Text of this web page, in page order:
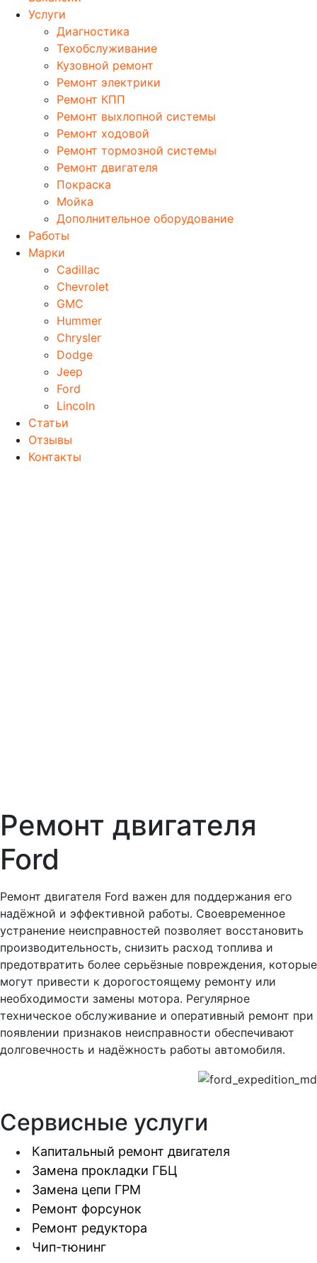
Услуги
Диагностика
Техобслуживание
Кузовной ремонт
Ремонт электрики
Ремонт КПП
Ремонт выхлопной системы
Ремонт ходовой
Ремонт тормозной системы
Ремонт двигателя
Покраска
Мойка
Дополнительное оборудование
Работы
Марки
Cadillac
Chevrolet
GMC
Hummer
Chrysler
Dodge
Jeep
Ford
Lincoln
Статьи
Отзывы
Контакты
Ремонт двигателя
Ford
Ремонт двигателя Ford важен для поддержания его
надёжной и эффективной работы. Своевременное
устранение неисправностей позволяет восстановить
производительность, снизить расход топлива и
предотвратить более серьёзные повреждения, которые
могут привести к дорогостоящему ремонту или
необходимости замены мотора. Регулярное
техническое обслуживание и оперативный ремонт при
появлении признаков неисправности обеспечивают
долговечность и надёжность работы автомобиля.
Сервисные услуги
Капитальный ремонт двигателя
Замена прокладки ГБЦ
Замена цепи ГРМ
Ремонт форсунок
Ремонт редуктора
Чип-тюнинг